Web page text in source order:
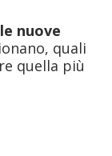
nuove
quali
quella più